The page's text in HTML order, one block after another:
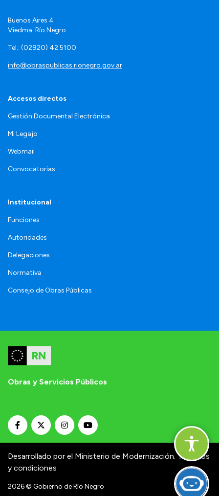
Buenos Aires 4
Viedma. Río Negro
Tel.: (02920) 42 5100
info@obraspublicas.rionegro.gov.ar
Accesos directos
Gestión Documental Electrónica
Mi Legajo
Webmail
Convocatorias
Institucional
Funciones
Autoridades
Delegaciones
Normativa
Consejo de Obras Públicas
Obras y Servicios Públicos
Desarrollado por el Ministerio de Modernización. Términos
y condiciones
2026© Gobierno de Río Negro